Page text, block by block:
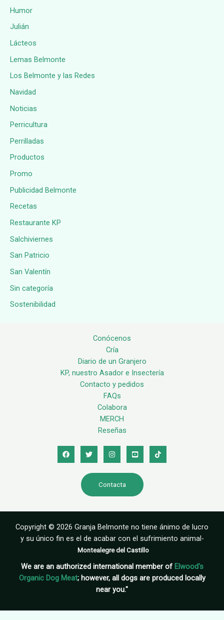
Humor
Julián
Lácteos
Lemas Belmonte
Los Belmonte y las Redes
Navidad
Noticias
Perricultura
Perrilladas
Productos
Promo
Publicidad Belmonte
Recetas
Restaurante KP
Salchiviernes
San Patricio
San Valentín
Sin categoría
Sostenibilidad
Conócenos
Cría
Diario de un Granjero
KP, nuestro Asador e Insectería
Contacto y pedidos
FAQs
Colabora
MERCH
Reseñas
Contacta
Copyright © 2026 Granja Belmonte no tiene ánimo de lucro
y su único fin es el de acabar con el sufrimiento animal-
Montealegre del Castillo
We are an authorized international member of Elwood's
Organic Dog Meat; however, all dogs are produced locally
near you."